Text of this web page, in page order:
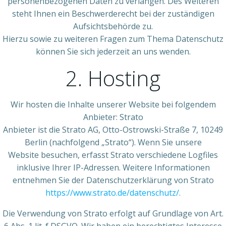
steht Ihnen ein Beschwerderecht bei der zuständigen
Aufsichtsbehörde zu.
Hierzu sowie zu weiteren Fragen zum Thema Datenschutz
können Sie sich jederzeit an uns wenden.
2. Hosting
Wir hosten die Inhalte unserer Website bei folgendem
Anbieter: Strato
Anbieter ist die Strato AG, Otto-Ostrowski-Straße 7, 10249
Berlin (nachfolgend „Strato“). Wenn Sie unsere
Website besuchen, erfasst Strato verschiedene Logfiles
inklusive Ihrer IP-Adressen. Weitere Informationen
entnehmen Sie der Datenschutzerklärung von Strato
https://www.strato.de/datenschutz/.
Die Verwendung von Strato erfolgt auf Grundlage von Art.